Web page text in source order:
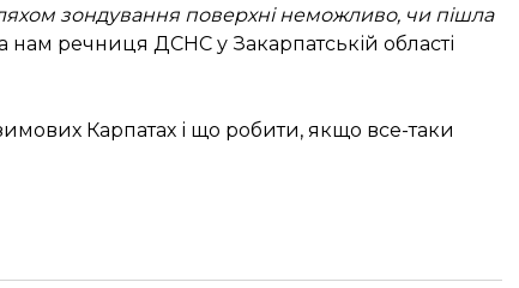
зондування поверхні неможливо, чи пішла
нам речниця ДСНС у Закарпатській області
Карпатах і що робити, якщо все-таки